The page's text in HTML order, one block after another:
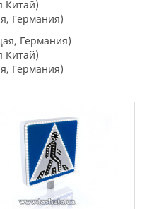
Китай)
Германия)
Германия)
Китай)
Германия)